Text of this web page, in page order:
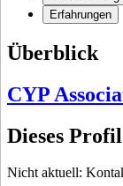
Erfahrungen
Überblick
CYP
Dieses
Nicht aktuell: